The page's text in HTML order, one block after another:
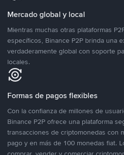
Mercado global y local
Mientras muchas otras plataformas
específicos, Binance P2P brinda una
verdaderamente global con soporte
locales.
Formas de pagos flexibles
Con la confianza de millones de
Binance P2P ofrece una plataforma
transacciones de criptomonedas con
pago y en más de 100 monedas fiat.